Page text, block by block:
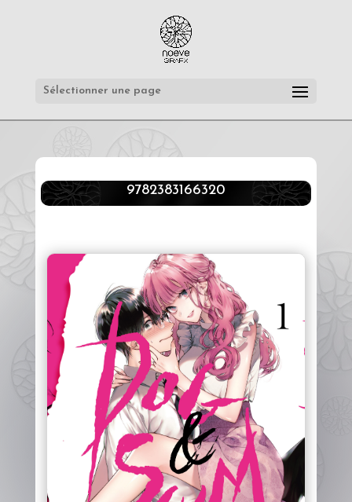
Sélectionner une page
9782383166320